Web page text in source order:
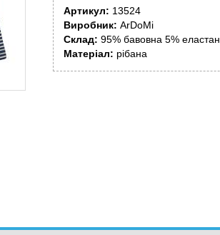
Артикул: 13524
Виробник: ArDoMi
Склад: 95% бавовна 5% еластан
Матеріал: рібана